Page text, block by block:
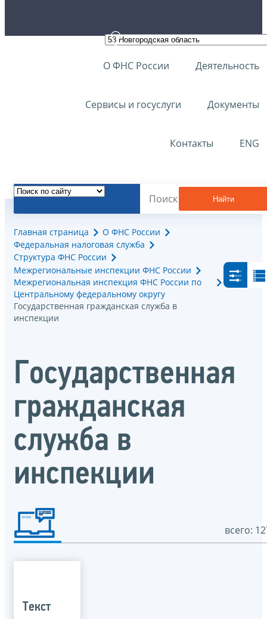
О ФНС России Деятельность
Сервисы и госуслуги Документы
Контакты ENG
Найти
Главная страница
О ФНС России
Федеральная налоговая служба
Структура ФНС России
Межрегиональные инспекции ФНС России
Межрегиональная инспекция ФНС России по
Центральному федеральному округу
Государственная гражданская служба в
инспекции
Государственная
гражданская
служба в
инспекции
всего:
Текст